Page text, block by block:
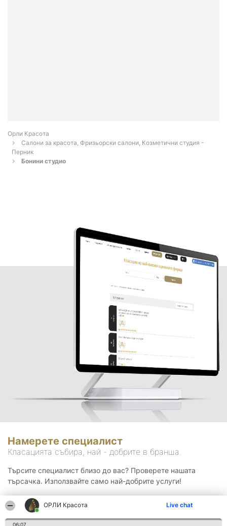
ОРЛИ Красота Live chat
06:07
Орли Красота
Салони за красота, Фризьорски салони, Козметични студия -
Перник
Бонини студио
Намерете специалист
Класацията събира, най - добрите в бранша.
Търсите специалист близо до вас? Проверете нашата
търсачка. Използвайте само най-добрите услуги!